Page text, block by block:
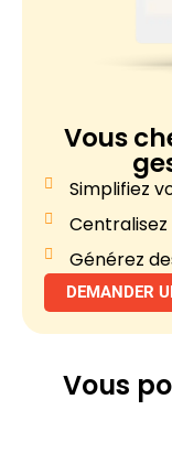
Vous
Simplifiez
Générez
DEMANDER
Vous